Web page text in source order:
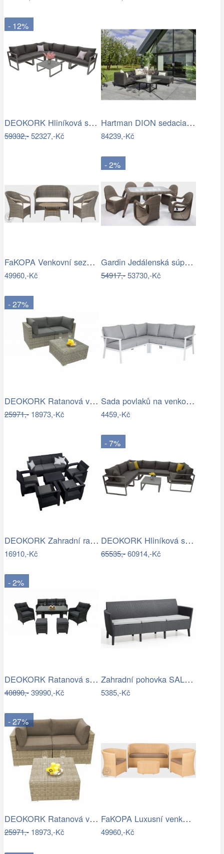
- 12%
DEOKORK Hliníková sestava pro 6 osob…
59332,-52327,-Kč
Hartman DION sedacia súprava - Čierna…
84239,-Kč
FaKOPA Venkovní sezení z umělého…
49960,-Kč
- 2%
Gardin Jedálenská súprava FOX hnedá Mdum
54917,-53730,-Kč
- 27%
DEOKORK Ratanová variabilní sestava…
25971,-18973,-Kč
Sada povlaků na venkovní polštáře…
4459,-Kč
DEOKORK Zahradní ratanová sestava…
16910,-Kč
- 7%
DEOKORK Hliníková sestava pro 7 osob…
65535,-60914,-Kč
- 2%
DEOKORK Ratanová sestava PAOLA antracit…
40890,-39990,-Kč
Zahradní pohovka SALEMO 3 Allibert
5385,-Kč
- 27%
DEOKORK Ratanová variabilní sestava…
25971,-18973,-Kč
FaKOPA Luxusní venkovní sezení z…
49960,-Kč